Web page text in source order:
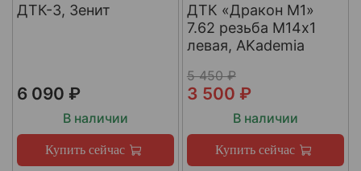
ДТК-3, Зенит
6 090 ₽
В наличии
Купить сейчас
ДТК «Дракон М1»
7.62 резьба М14х1
левая, AKademia
5 450 ₽
3 500 ₽
В наличии
Купить сейчас